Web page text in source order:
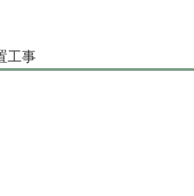
工事